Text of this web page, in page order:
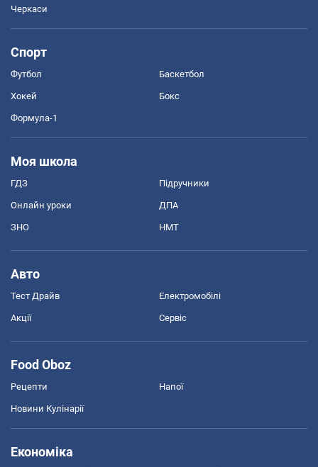
Черкаси
Спорт
Футбол Баскетбол
Хокей Бокс
Формула-1
Моя школа
ГДЗ Підручники
Онлайн уроки ДПА
ЗНО НМТ
Авто
Тест Драйв Електромобілі
Акції Сервіс
Food Oboz
Рецепти Напої
Новини Кулінарії
Економіка